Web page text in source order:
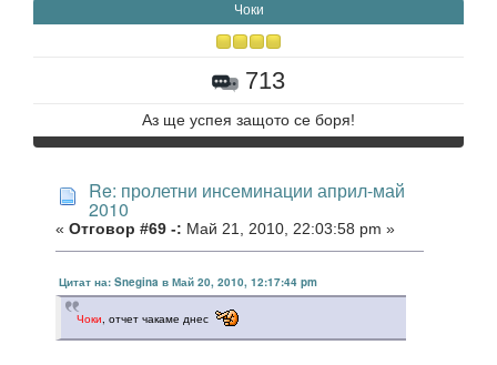
Чоки
713
Аз ще успея защото се боря!
Re: пролетни инсеминации април-май
2010
« Отговор #69 -: Май 21, 2010, 22:03:58 pm »
Цитат на: Snegina в Май 20, 2010, 12:17:44 pm
Чоки, отчет чакаме днес